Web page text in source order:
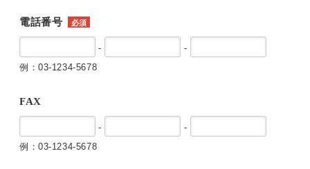
電話番号 必須
-
-
例：03-1234-5678
FAX
-
-
例：03-1234-5678